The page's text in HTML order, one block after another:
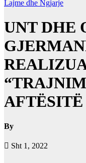
Lajme dhe Ngjarje
UNT DHE
By
Sht 1, 2022